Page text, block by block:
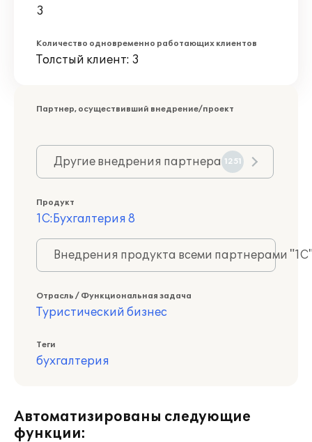
3
Количество одновременно работающих клиентов
Толстый клиент: 3
Партнер, осуществивший внедрение/проект
Другие внедрения партнера 1251
Продукт
1С:Бухгалтерия 8
Внедрения продукта всеми партнерами
Отрасль / Функциональная задача
Туристический бизнес
Теги
бухгалтерия
Автоматизированы следующие
функции: